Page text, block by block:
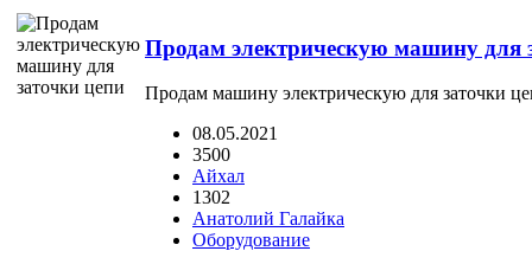
Продам электрическую машину для
Продам машину электрическую для заточки
08.05.2021
3500
Айхал
1302
Анатолий Галайка
Оборудование